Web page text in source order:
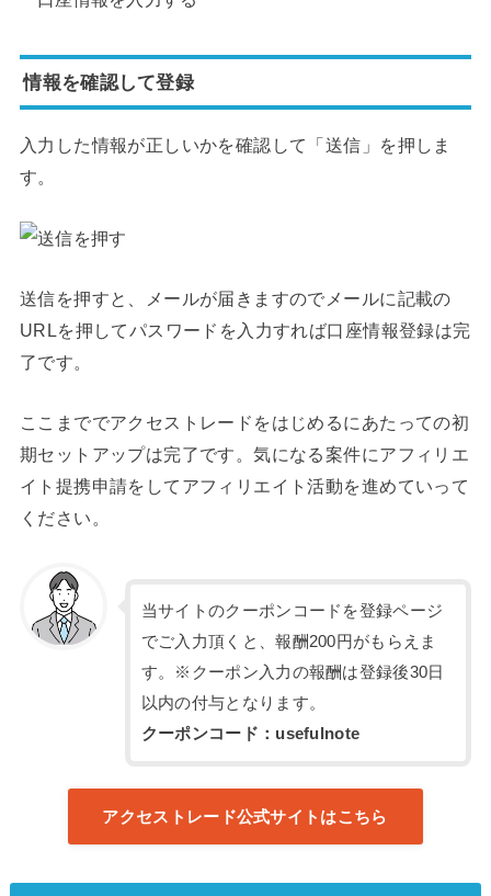
情報を確認して登録
入力した情報が正しいかを確認して「送信」を押しま
す。
送信を押すと、メールが届きますのでメールに記載の
URLを押してパスワードを入力すれば口座情報登録は完
了です。
ここまででアクセストレードをはじめるにあたっての初
期セットアップは完了です。気になる案件にアフィリエ
イト提携申請をしてアフィリエイト活動を進めていって
ください。
当サイトのクーポンコードを登録ページ
でご入力頂くと、報酬200円がもらえま
す。※クーポン入力の報酬は登録後30日
以内の付与となります。
クーポンコード：usefulnote
アクセストレード公式サイトはこちら